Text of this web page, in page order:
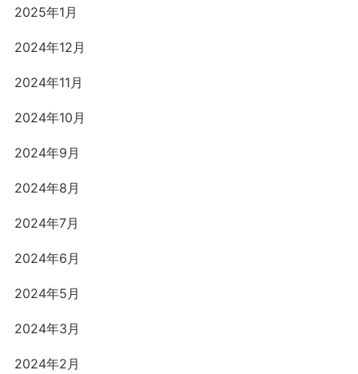
2025年1月
2024年12月
2024年11月
2024年10月
2024年9月
2024年8月
2024年7月
2024年6月
2024年5月
2024年3月
2024年2月